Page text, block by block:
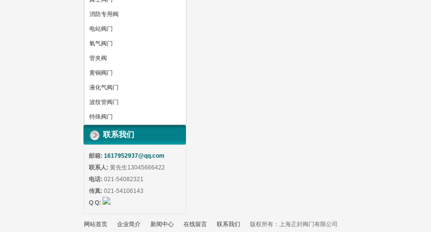
消防专用阀
电站阀门
氧气阀门
管夹阀
黄铜阀门
液化气阀门
波纹管阀门
特殊阀门
联系我们
邮箱: 1617952937@qq.com
联系人: 黄先生13045666422
电话: 021-54082321
传真: 021-54106143
Q Q:
网站首页 企业简介 新闻中心 在线留言 联系我们 版权所有：上海正封阀门有限公司